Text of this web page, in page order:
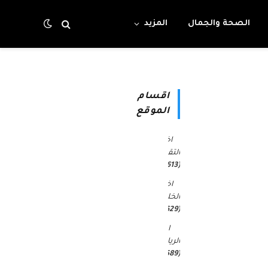
الصحة والجمال المزيد
اقسام
الموقع
اخبار
التقنية
(4٬613)
اخبار
الخليج
(30٬629)
اخبار
الرياضة
(45٬589)